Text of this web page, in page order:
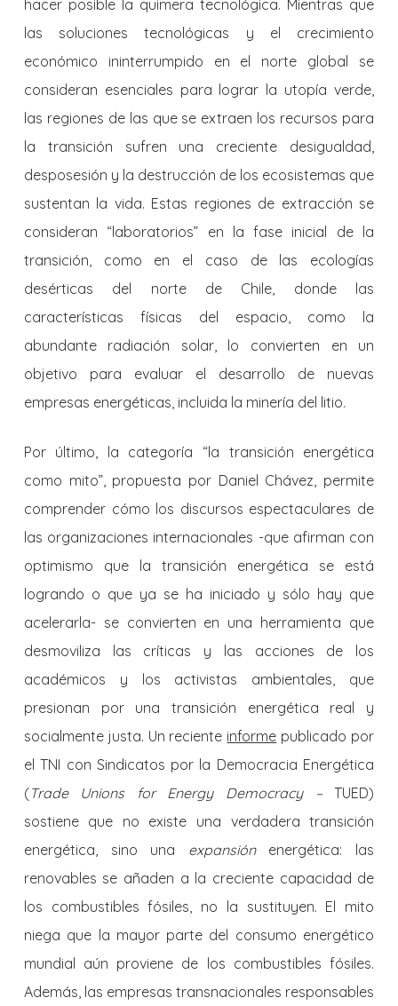
hacer posible la quimera tecnológica. Mientras que
las soluciones tecnológicas y el crecimiento
económico ininterrumpido en el norte global se
consideran esenciales para lograr la utopía verde,
las regiones de las que se extraen los recursos para
la transición sufren una creciente desigualdad,
desposesión y la destrucción de los ecosistemas que
sustentan la vida. Estas regiones de extracción se
consideran “laboratorios” en la fase inicial de la
transición, como en el caso de las ecologías
desérticas del norte de Chile, donde las
características físicas del espacio, como la
abundante radiación solar, lo convierten en un
objetivo para evaluar el desarrollo de nuevas
empresas energéticas, incluida la minería del litio.
Por último, la categoría “la transición energética
como mito”, propuesta por Daniel Chávez, permite
comprender cómo los discursos espectaculares de
las organizaciones internacionales -que afirman con
optimismo que la transición energética se está
logrando o que ya se ha iniciado y sólo hay que
acelerarla- se convierten en una herramienta que
desmoviliza las críticas y las acciones de los
académicos y los activistas ambientales, que
presionan por una transición energética real y
socialmente justa. Un reciente informe publicado por
el TNI con Sindicatos por la Democracia Energética
(Trade Unions for Energy Democracy –TUED)
sostiene que no existe una verdadera transición
energética, sino una expansión energética: las
renovables se añaden a la creciente capacidad de
los combustibles fósiles, no la sustituyen. El mito
niega que la mayor parte del consumo energético
mundial aún proviene de los combustibles fósiles.
Además, las empresas transnacionales responsables